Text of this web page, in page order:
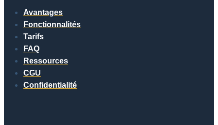
Avantages
Fonctionnalités
Tarifs
FAQ
Ressources
CGU
Confidentialité